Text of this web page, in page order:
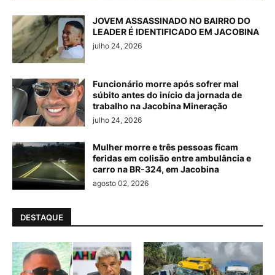
JOVEM ASSASSINADO NO BAIRRO DO
LEADER É IDENTIFICADO EM JACOBINA
julho 24, 2026
Funcionário morre após sofrer mal
súbito antes do início da jornada de
trabalho na Jacobina Mineração
julho 24, 2026
Mulher morre e três pessoas ficam
feridas em colisão entre ambulância e
carro na BR-324, em Jacobina
agosto 02, 2026
DESTAQUE